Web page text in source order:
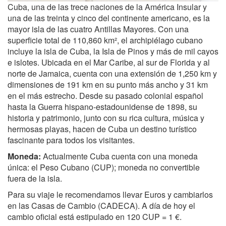
Cuba, una de las trece naciones de la América Insular y
una de las treinta y cinco del continente americano, es la
mayor isla de las cuatro Antillas Mayores. Con una
superficie total de 110,860 km², el archipiélago cubano
incluye la isla de Cuba, la Isla de Pinos y más de mil cayos
e islotes. Ubicada en el Mar Caribe, al sur de Florida y al
norte de Jamaica, cuenta con una extensión de 1,250 km y
dimensiones de 191 km en su punto más ancho y 31 km
en el más estrecho. Desde su pasado colonial español
hasta la Guerra hispano-estadounidense de 1898, su
historia y patrimonio, junto con su rica cultura, música y
hermosas playas, hacen de Cuba un destino turístico
fascinante para todos los visitantes.
Moneda: Actualmente Cuba cuenta con una moneda
única: el Peso Cubano (CUP); moneda no convertible
fuera de la isla.
Para su viaje le recomendamos llevar Euros y cambiarlos
en las Casas de Cambio (CADECA). A día de hoy el
cambio oficial está estipulado en 120 CUP = 1 €.